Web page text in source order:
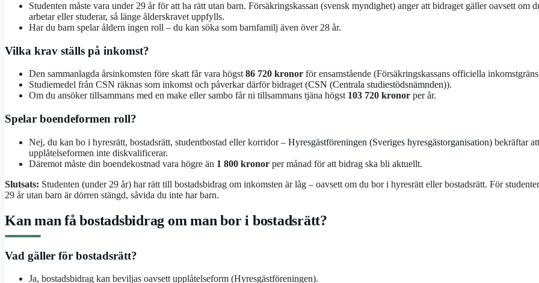
Studenten måste vara under 29 år för att ha rätt utan barn. Försäkringskassan (svensk myndighet) anger att bidraget gäller oavsett om
arbetar eller studerar, så länge ålderskravet uppfylls.
Har du barn spelar åldern ingen roll – du kan söka som barnfamilj även över 28 år.
Vilka krav ställs på inkomst?
Den sammanlagda årsinkomsten före skatt får vara högst86 720 kronor för ensamstående (Försäkringskassans officiella
Studiemedel från CSN räknas som inkomst och påverkar därför bidraget (CSN (Centrala studiestödsnämnden)).
Om du ansöker tillsammans med en make eller sambo får ni tillsammans tjäna högst 103 720 kronor per år.
Spelar boendeformen roll?
Nej, du kan bo i hyresrätt, bostadsrätt, studentbostad eller korridor – Hyresgästföreningen (Sveriges hyresgästorganisation) bekräftar att
upplåtelseformen inte diskvalificerar.
Däremot måste din boendekostnad vara högre än 1 800 kronor per månad för att bidrag ska bli aktuellt.
Slutsats: Studenten (under 29 år) har rätt till bostadsbidrag om inkomsten är låg – oavsett om du bor i hyresrätt eller bostadsrätt. För
29 år utan barn är dörren stängd, såvida du inte har barn.
Kan man få bostadsbidrag om man bor i bostadsrätt?
Vad gäller för bostadsrätt?
Ja, bostadsbidrag kan beviljas oavsett upplåtelseform (Hyresgästföreningen).